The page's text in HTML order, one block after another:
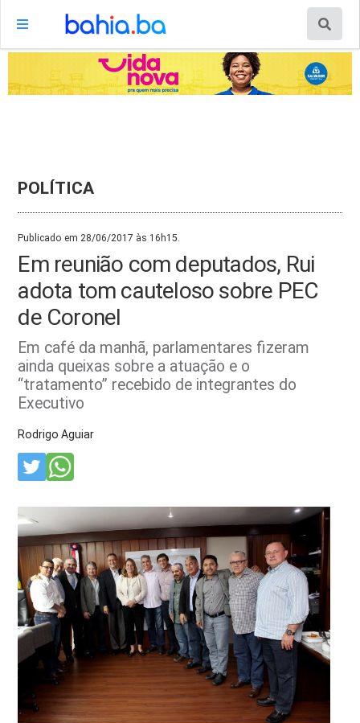
POLÍTICA
Publicado em 28/06/2017 às 16h15.
Em reunião com deputados, Rui
adota tom cauteloso sobre PEC
de Coronel
Em café da manhã, parlamentares fizeram
ainda queixas sobre a atuação e o
“tratamento” recebido de integrantes do
Executivo
Rodrigo Aguiar